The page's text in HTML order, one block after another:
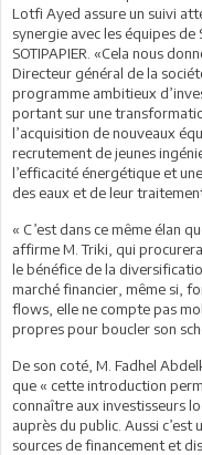
Lotfi Ayed assure un suivi
synergie avec les équipes
SOTIPAPIER. «Cela nous
Directeur général de la
programme ambitieux
portant sur une
l’acquisition de nouveaux
recrutement de jeunes
l’efficacité énergétique et
des eaux et de leur
« C’est dans ce même élan
affirme M. Triki, qui
le bénéfice de la
marché financier, même si,
flows, elle ne compte pas
propres pour boucler son
De son coté, M. Fadhel
que « cette introduction
connaître aux investisseurs
auprès du public. Aussi
sources de financement et